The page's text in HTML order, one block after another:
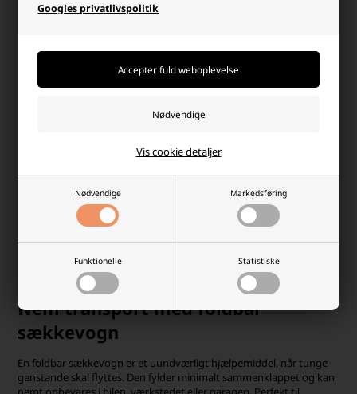
Googles privatlivspolitik
Nødvendige Markedsføring
Funktionelle Statistiske
Vis cookie detaljer
+
Et velfungerende værksted kræver mere end blot elværktøj. Det
rette værkstedstilbehør gør arbejdet mere effektivt, sikkert og
overskueligt. I denne kategori finder du nøje udvalgt udstyr til både
garage, hobbyrum og professionelle omgivelser. Uanset om du
arbejder med træ, metal eller mindre reparationer i hjemmet, kan
det rigtige garageudstyr gøre en mærkbar forskel i hverdagen.
Fra transportløsninger til organiseringssystemer – vi har samlet
produkter, der hjælper dig med at holde orden og arbejde smartere.
Nem transport med foldbar
sækkevogn
En foldbar sækkevogn er et uundværligt hjælpemiddel, når tunge
genstande skal flyttes. Den fylder minimalt sammenklappet og kan